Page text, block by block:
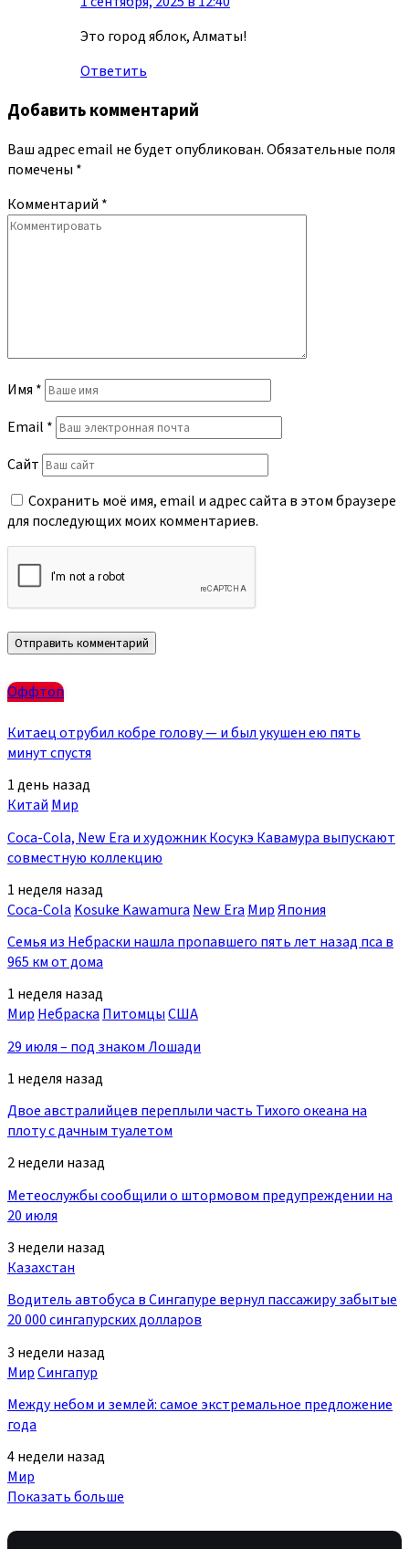
Это город яблок, Алматы!
Ответить
Добавить комментарий
Ваш адрес email не будет опубликован.Обязательные поля
помечены *
Комментарий *
Имя *
Email *
Сайт
Сохранить моё имя, email и адрес сайта в этом браузере
для последующих моих комментариев.
Оффтоп
Китаец отрубил кобре голову — и был укушен ею пять
минут спустя
1 день назад
Китай Мир
Coca-Cola, New Era и художник Косукэ Кавамура выпускают
совместную коллекцию
1 неделя назад
Coca-Cola Kosuke Kawamura New Era МирЯпония
Семья из Небраски нашла пропавшего пять лет назад пса в
965 км от дома
1 неделя назад
МирНебраскаПитомцыСША
29 июля – под знаком Лошади
1 неделя назад
Двое австралийцев переплыли часть Тихого океана на
плоту с дачным туалетом
2 недели назад
Метеослужбы сообщили о штормовом предупреждении на
20 июля
3 недели назад
Казахстан
Водитель автобуса в Сингапуре вернул пассажиру забытые
20 000 сингапурских долларов
3 недели назад
МирСингапур
Между небом и землей: самое экстремальное предложение
года
4 недели назад
Мир
Показать больше